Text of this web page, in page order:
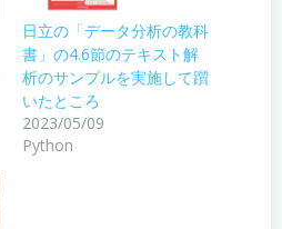
日立の「データ分析の教科
書」の4.6節のテキスト解
析のサンプルを実施して躓
いたところ
2023/05/09
Python